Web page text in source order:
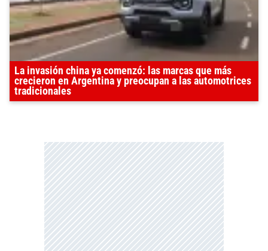
La invasión china ya comenzó: las marcas que más
crecieron en Argentina y preocupan a las automotrices
tradicionales